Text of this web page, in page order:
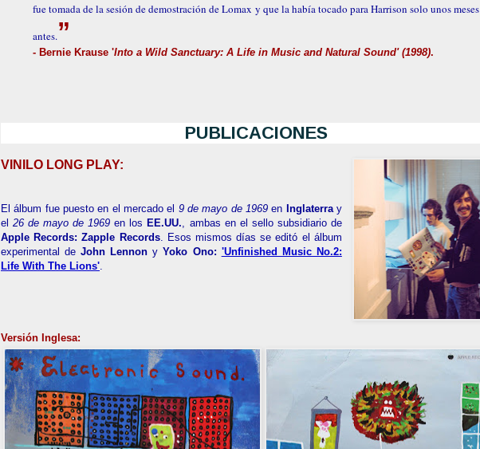
fue tomada de la sesión de demostración de Lomax y que la había tocado para Harrison solo unos meses
antes.”
- Bernie Krause 'Into a Wild Sanctuary: A Life in Music and Natural Sound' (1998).
PUBLICACIONES
VINILO LONG PLAY:
El álbum fue puesto en el mercado el 9 de mayo de 1969en Inglaterra y
el26 de mayo de 1969 en los EE.UU. , ambas en el sello subsidiario de
Apple Records: Zapple Records. Esos mismos días se editó el álbum
experimental deJohn LennonyYoko Ono: 'Unfinished Music No.2:
Life With The Lions'
Versión Inglesa: